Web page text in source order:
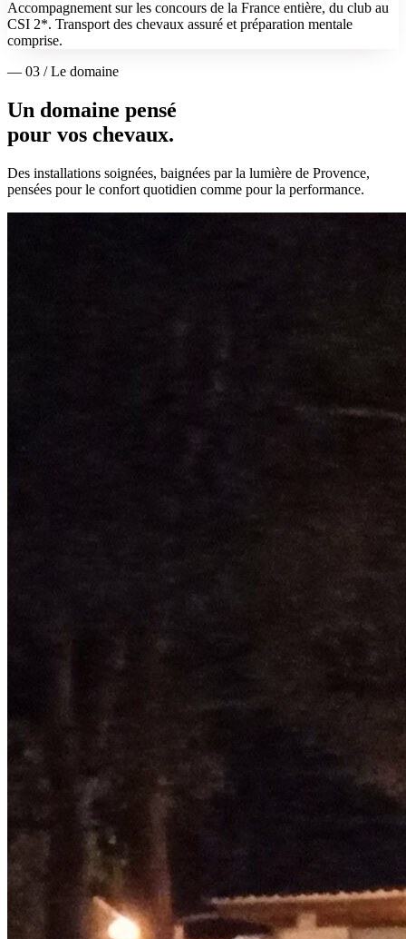
Accompagnement sur les concours de la France entière, du club au
CSI 2*. Transport des chevaux assuré et préparation mentale
comprise.
— 03 / Le domaine
Un domaine pensé
pour vos chevaux.
Des installations soignées, baignées par la lumière de Provence,
pensées pour le confort quotidien comme pour la performance.